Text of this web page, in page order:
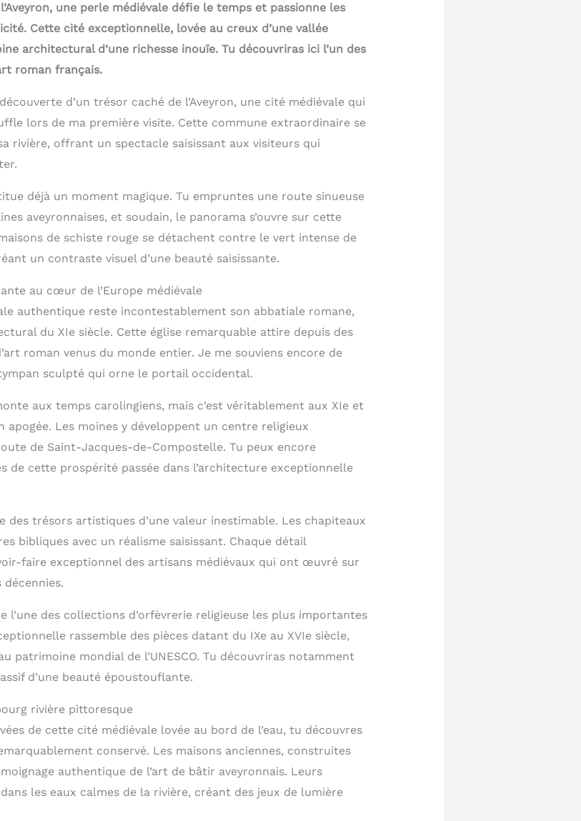
une perle médiévale défie le temps et passionne les
Cette cité exceptionnelle, lovée au creux d’une vallée
architectural d’une richesse inouïe. Tu découvriras ici l’un des
roman français.
d’un trésor caché de l’Aveyron, une cité médiévale qui
lors de ma première visite. Cette commune extraordinaire se
rivière, offrant un spectacle saisissant aux visiteurs qui
déjà un moment magique. Tu empruntes une route sinueuse
aveyronnaises, et soudain, le panorama s’ouvre sur cette
de schiste rouge se détachent contre le vert intense de
un contraste visuel d’une beauté saisissante.
au cœur de l’Europe médiévale
authentique reste incontestablement son abbatiale romane,
du XIe siècle. Cette église remarquable attire depuis des
roman venus du monde entier. Je me souviens encore de
sculpté qui orne le portail occidental.
aux temps carolingiens, mais c’est véritablement aux XIe et
apogée. Les moines y développent un centre religieux
de Saint-Jacques-de-Compostelle. Tu peux encore
de cette prospérité passée dans l’architecture exceptionnelle
des trésors artistiques d’une valeur inestimable. Les chapiteaux
bibliques avec un réalisme saisissant. Chaque détail
faire exceptionnel des artisans médiévaux qui ont œuvré sur
l’une des collections d’orfèvrerie religieuse les plus importantes
rassemble des pièces datant du IXe au XVIe siècle,
patrimoine mondial de l’UNESCO. Tu découvriras notamment
d’une beauté époustouflante.
rivière pittoresque
de cette cité médiévale lovée au bord de l’eau, tu découvres
conservé. Les maisons anciennes, construites
authentique de l’art de bâtir aveyronnais. Leurs
les eaux calmes de la rivière, créant des jeux de lumière